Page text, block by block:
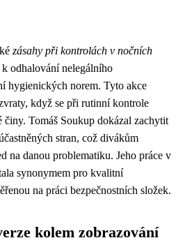
zásahy při kontrolách v nočních
odhalování nelegálního
hygienických norem. Tyto akce
když se při rutinní kontrole
činy. Tomáš Soukup dokázal zachytit
stran, což divákům
na danou problematiku. Jeho práce v
synonymem pro kvalitní
na práci bezpečnostních složek.
kolem zobrazování